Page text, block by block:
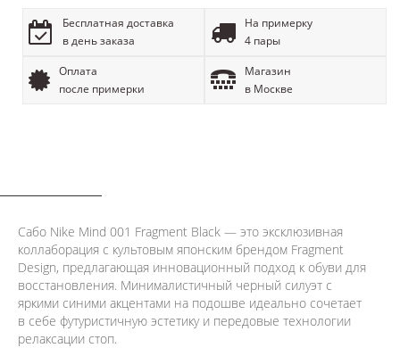
Бесплатная доставка
в день заказа
На примерку
4 пары
Оплата
после примерки
Магазин
в Москве
Сабо Nike Mind 001 Fragment Black — это эксклюзивная
коллаборация с культовым японским брендом Fragment
Design, предлагающая инновационный подход к обуви для
восстановления. Минималистичный черный силуэт с
яркими синими акцентами на подошве идеально сочетает
в себе футуристичную эстетику и передовые технологии
релаксации стоп.